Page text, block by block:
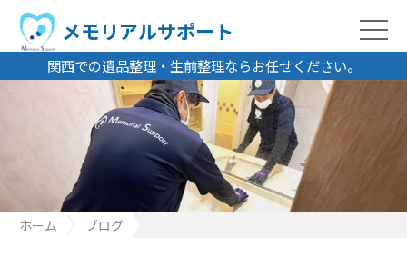
関西での遺品整理・生前整理ならお任せください。
メモリアルサポート
ホーム
ブログ